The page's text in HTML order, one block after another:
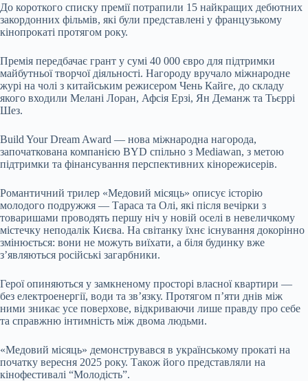
До короткого списку премії потрапили 15 найкращих дебютних
закордонних фільмів, які були представлені у французькому
кінопрокаті протягом року.
Премія передбачає грант у сумі 40 000 євро для підтримки
майбутньої творчої діяльності. Нагороду вручало міжнародне
журі на чолі з китайським режисером Чень Кайге, до складу
якого входили Мелані Лоран, Афсія Ерзі, Ян Деманж та Тьєррі
Шез.
Build Your Dream Award — нова міжнародна нагорода,
започаткована компанією BYD спільно з Mediawan, з метою
підтримки та фінансування перспективних кінорежисерів.
Романтичний трилер «Медовий місяць» описує історію
молодого подружжя — Тараса та Олі, які після вечірки з
товаришами проводять першу ніч у новій оселі в невеличкому
містечку неподалік Києва. На світанку їхнє існування докорінно
змінюється: вони не можуть виїхати, а біля будинку вже
з’являються російські загарбники.
Герої опиняються у замкненому просторі власної квартири —
без електроенергії, води та зв’язку. Протягом п’яти днів між
ними зникає усе поверхове, відкриваючи лише правду про себе
та справжню інтимність між двома людьми.
«Медовий місяць» демонструвався в українському прокаті на
початку вересня 2025 року. Також його представляли на
кінофестивалі “Молодість”.